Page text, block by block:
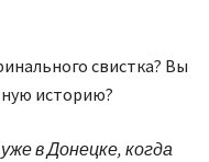
свистка? Вы
историю?
в Донецке, когда